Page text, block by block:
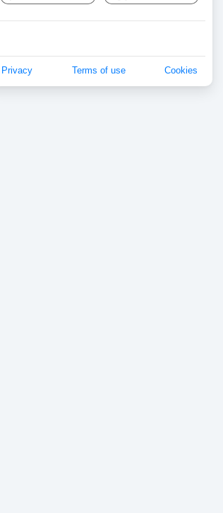
Privacy Terms of use Cookies